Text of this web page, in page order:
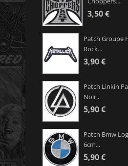
3,50 €
Patch Groupe
Rock...
3,90 €
Patch Linkin
Noir...
5,90 €
Patch Bmw
6cm...
5,90 €